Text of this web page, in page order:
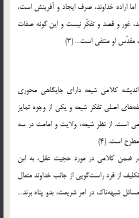
اراده خداوند، صرف ایجاد و آفرینش است،
غور و قصد و تفکّر نیست و این گونه صفات
مقدّس او منتفی است… (3)
کلامی شیعه دارای جایگاهی محوری
اصلی تفکر شیعه و یکی از وجوه تمایز
است. از نظر شیعه، ولایت و امامت در سه
است. (4)
ضمن کلامی در مورد حجیت عقل، به ابن
از فرد راست‌گویی از جانب خداوند متعال
شبهه‌ناک در امر شریعت، بدو پناه برند…